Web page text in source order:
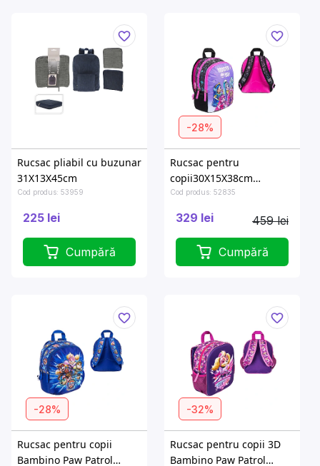
Rucsac pliabil cu buzunar
31X13X45cm
Cod produs: 53959
225 lei
Cumpără
-28%
Rucsac pentru
copii30X15X38cm
Bambino Monster High
Cod produs: 52835
329 lei 459 lei
Cumpără
-28%
Rucsac pentru copii
Bambino Paw Patrol
-32%
Rucsac pentru copii 3D
Bambino Paw Patrol